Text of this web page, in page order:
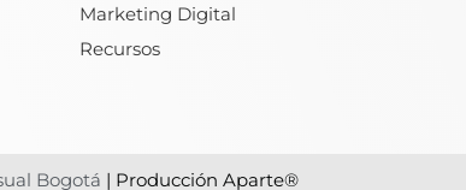
Marketing Digital
Recursos
Bogotá | Producción Aparte®